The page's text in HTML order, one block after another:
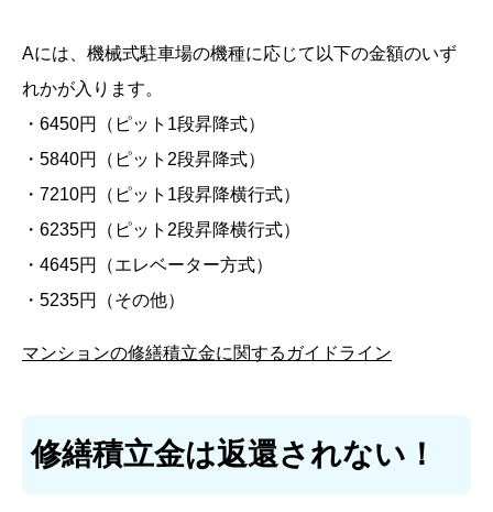
Aには、機械式駐車場の機種に応じて以下の金額のいず
れかが入ります。
・6450円（ピット1段昇降式）
・5840円（ピット2段昇降式）
・7210円（ピット1段昇降横行式）
・6235円（ピット2段昇降横行式）
・4645円（エレベーター方式）
・5235円（その他）
マンションの修繕積立金に関するガイドライン
修繕積立金は返還されない！